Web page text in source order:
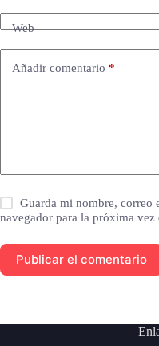
Web
Añadir comentario *
Guarda mi nombre, correo
navegador para la próxima vez
Publicar el comentario